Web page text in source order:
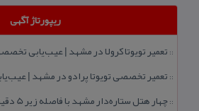
ریپورتاژ آگهی
:: تعمیر تویوتا كرولا در مشهد | عیب‌یابی
:: تعمیر تخصصی تویوتا پرادو در مشهد |
::چهار هتل‌ ستاره‌دار مشهد با فاصله زیر 5 دقیقه تا حرم